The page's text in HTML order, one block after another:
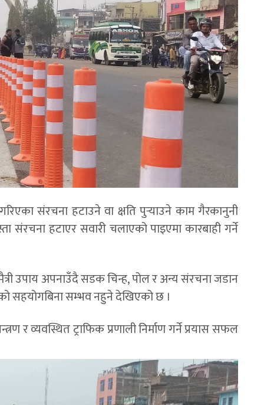
संरचना हटाउने वा क्षति पुर्‍याउने काम गैरकानुनी
हटाएर सवारी चलाएको पाइएमा कारबाही गर्ने
उपाय अपनाउँदै सडक चिन्ह, पोल र अन्य संरचना जडान
सहयोगबिना सम्भव नहुने देखिएको छ ।
र व्यवस्थित ट्राफिक प्रणाली निर्माण गर्ने प्रयास सफल